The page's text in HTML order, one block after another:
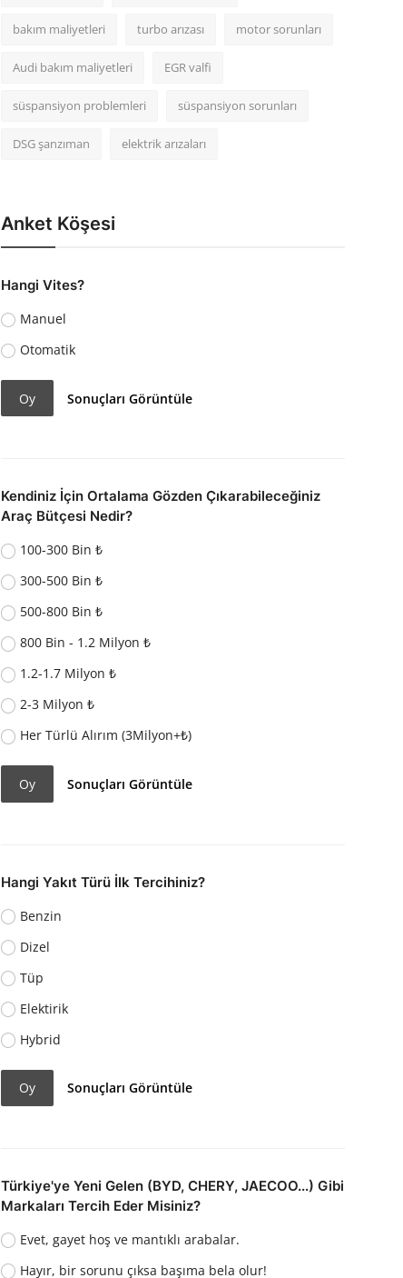
bakım maliyetleri turbo arızası motor sorunları
Audi bakım maliyetleri EGR valfi
süspansiyon problemleri süspansiyon sorunları
DSG şanzıman elektrik arızaları
Anket Köşesi
Hangi Vites?
Manuel
Otomatik
Oy Sonuçları Görüntüle
Kendiniz İçin Ortalama Gözden Çıkarabileceğiniz
Araç Bütçesi Nedir?
100-300 Bin ₺
300-500 Bin ₺
500-800 Bin ₺
800 Bin - 1.2 Milyon ₺
1.2-1.7 Milyon ₺
2-3 Milyon ₺
Her Türlü Alırım (3Milyon+₺)
Oy Sonuçları Görüntüle
Hangi Yakıt Türü İlk Tercihiniz?
Benzin
Dizel
Tüp
Elektirik
Hybrid
Oy Sonuçları Görüntüle
Türkiye'ye Yeni Gelen (BYD, CHERY, JAECOO...) Gibi
Markaları Tercih Eder Misiniz?
Evet, gayet hoş ve mantıklı arabalar.
Hayır, bir sorunu çıksa başıma bela olur!